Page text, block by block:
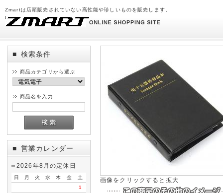
Zmartは店頭販売されていない高性能や珍しいものを販売します。
■ 検索条件
商品カテゴリから選ぶ
商品名を入力
■ 営業カレンダー
2026年8月の定休日
日 月 火 水 木 金
土
1
画像をクリックすると拡大